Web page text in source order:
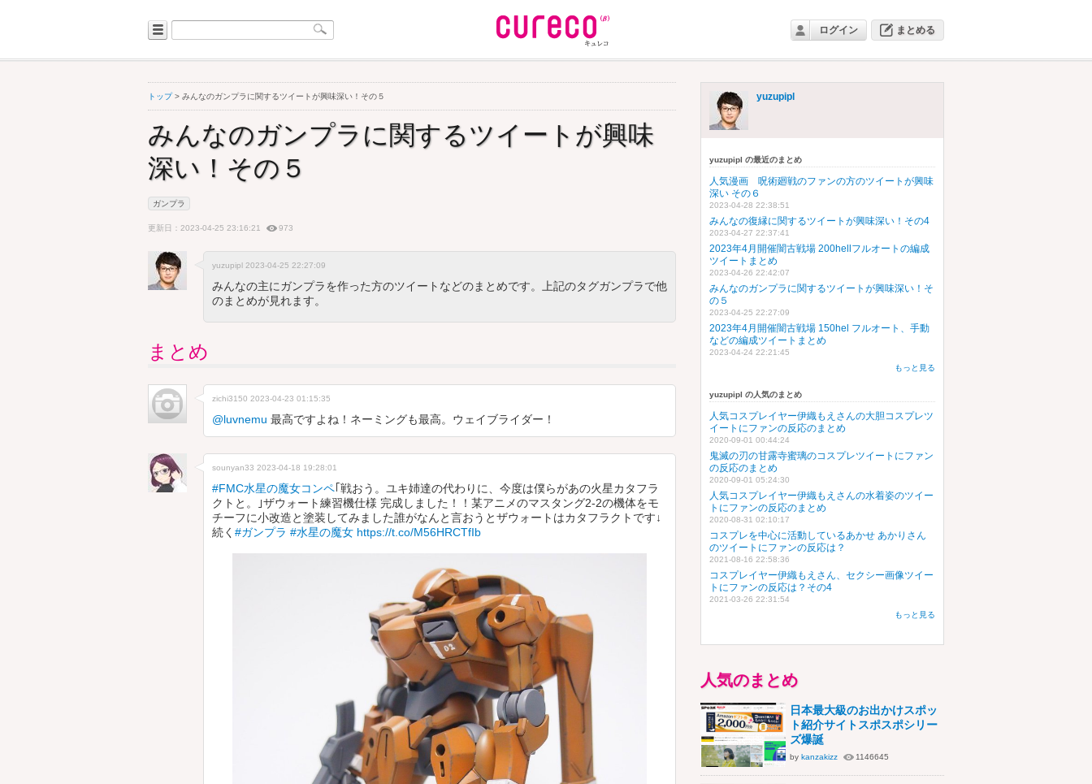
ログイン まとめる
トップ> みんなのガンプラに関するツイートが興味深い！その５
みんなのガンプラに関するツイートが興味
深い！その５
ガンプラ
更新日：2023-04-25 23:16:21 973
yuzupipl 2023-04-25 22:27:09
みんなの主にガンプラを作った方のツイートなどのまとめです。上記のタグガンプラで他
のまとめが見れます。
まとめ
zichi3150 2023-04-23 01:15:35
@luvnemu 最高ですよね！ネーミングも最高。ウェイブライダー！
sounyan33 2023-04-18 19:28:01
#FMC水星の魔女コンペ ｢戦おう。ユキ姉達の代わりに、今度は僕らがあの火星カタフラ
クトと。｣ザウォート練習機仕様 完成しました！！某アニメのマスタング2-2の機体をモ
チーフに小改造と塗装してみました誰がなんと言おうとザウォートはカタフラクトです↓
続く #ガンプラ #水星の魔女 https://t.co/M56HRCTfIb
yuzupipl
yuzupipl の最近のまとめ
人気漫画 呪術廻戦のファンの方のツイートが興味
深い その６
2023-04-28 22:38:51
みんなの復縁に関するツイートが興味深い！その4
2023-04-27 22:37:41
2023年4月開催闇古戦場 200hellフルオートの編成
ツイートまとめ
2023-04-26 22:42:07
みんなのガンプラに関するツイートが興味深い！そ
の５
2023-04-25 22:27:09
2023年4月開催闇古戦場 150hel フルオート、手動
などの編成ツイートまとめ
2023-04-24 22:21:45
もっと見る
yuzupipl の人気のまとめ
人気コスプレイヤー伊織もえさんの大胆コスプレツ
イートにファンの反応のまとめ
2020-09-01 00:44:24
鬼滅の刃の甘露寺蜜璃のコスプレツイートにファン
の反応のまとめ
2020-09-01 05:24:30
人気コスプレイヤー伊織もえさんの水着姿のツイー
トにファンの反応のまとめ
2020-08-31 02:10:17
コスプレを中心に活動しているあかせ あかりさん
のツイートにファンの反応は？
2021-08-16 22:58:36
コスプレイヤー伊織もえさん、セクシー画像ツイー
トにファンの反応は？その4
2021-03-26 22:31:54
もっと見る
人気のまとめ
日本最大級のお出かけスポッ
ト紹介サイトスポスポシリー
ズ爆誕
by kanzakizz 1146645